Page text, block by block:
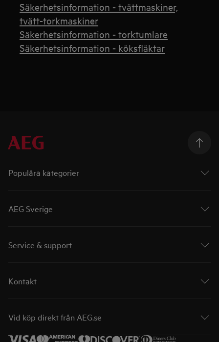
Säkerhetsinformation - tvättmaskiner,
tvätt-torkmaskiner
Säkerhetsinformation - torktumlare
Säkerhetsinformation - köksfläktar
Populära kategorier
AEG Sverige
Service & support
Kontakt
Vid köp direkt från AEG.se